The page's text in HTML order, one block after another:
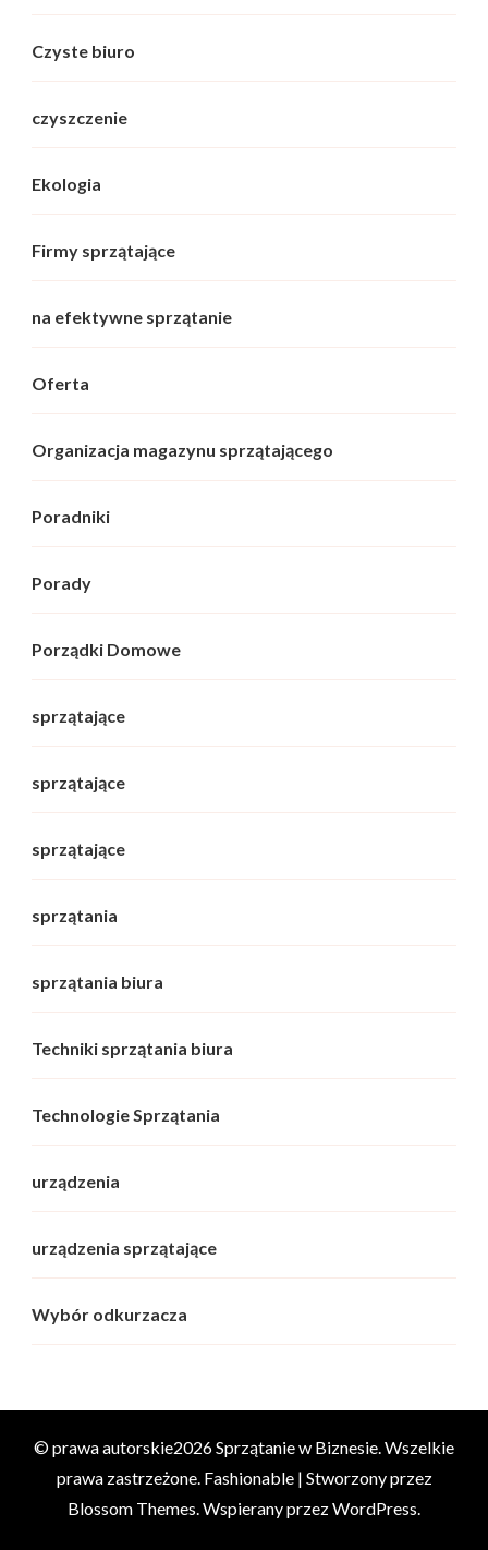
Czyste biuro
czyszczenie
Ekologia
Firmy sprzątające
na efektywne sprzątanie
Oferta
Organizacja magazynu sprzątającego
Poradniki
Porady
Porządki Domowe
sprzątające
sprzątające
sprzątające
sprzątania
sprzątania biura
Techniki sprzątania biura
Technologie Sprzątania
urządzenia
urządzenia sprzątające
Wybór odkurzacza
© prawa autorskie2026Sprzątanie w Biznesie. Wszelkie
prawa zastrzeżone.Fashionable | Stworzony przez
Blossom Themes. Wspierany przezWordPress.